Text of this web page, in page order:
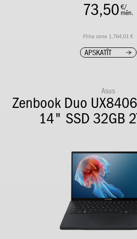
73,50 €/
mēn.
Pilna cena 1,764,01 €
APSKATĪT
Asus
Zenbook Duo
14" SSD 32GB